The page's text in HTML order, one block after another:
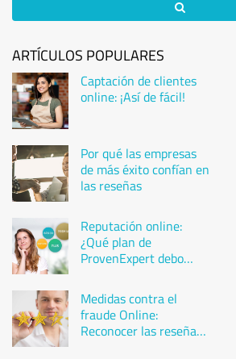
ARTÍCULOS POPULARES
Captación de clientes
online: ¡Así de fácil!
Por qué las empresas
de más éxito confían en
las reseñas
Reputación online:
¿Qué plan de
ProvenExpert debo
Medidas contra el
fraude Online:
Reconocer las reseñas